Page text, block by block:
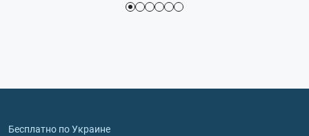
Бесплатно по Украине